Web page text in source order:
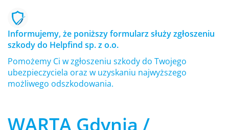
Informujemy, że poniższy formularz służy zgłoszeniu
szkody do Helpfind sp. z o.o.
Pomożemy Ci w zgłoszeniu szkody do Twojego
ubezpieczyciela oraz w uzyskaniu najwyższego
możliwego odszkodowania.
WARTA Gdynia /